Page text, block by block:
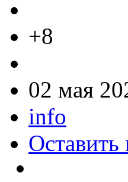
+8
02 мая
info